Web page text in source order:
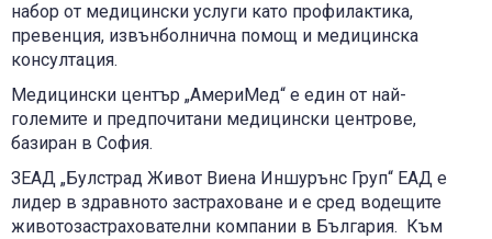
набор от медицински услуги като профилактика,
превенция, извънболнична помощ и медицинска
консултация.
Медицински център „АмериМед“ е един от най-
големите и предпочитани медицински центрове,
базиран в София.
ЗЕАД „Булстрад Живот Виена Иншурънс Груп“ ЕАД е
лидер в здравното застраховане и е сред водещите
животозастрахователни компании в България. Към